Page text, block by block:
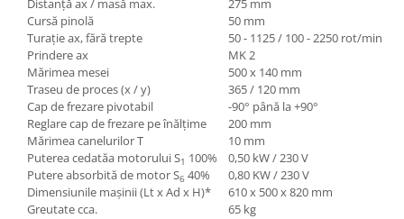
Mandrină cu 3 fălci din otel
Mandrină cu 4 fălci din fontă
Mandrină cu 4 fălci din otel
Seturi de unelte pentru strungarie
Standuri pentru strunguri
Instrumente de prindere
Dispozitive de prindere pentru
unelte
Elemente de prindere mecanică
Distanţă ax / masă max.
275 mm
Cursă pinolă
50 mm
Turaţie ax, fără trepte
50 - 1125 / 100 - 2250 rot/min
Prindere ax
MK 2
Mărimea mesei
500 x 140 mm
Traseu de proces (x / y)
365 / 120 mm
Cap de frezare pivotabil
-90° până la +90°
Reglare cap de frezare pe înălţime
200 mm
Mărimea canelurilor T
10 mm
Puterea cedatăa motorului S1 100%
0,50 kW / 230 V
Putere absorbită de motor S6 40%
0,80 KW / 230 V
Dimensiunile maşinii (Lt x Ad x H)*
610 x 500 x 820 mm
Greutate cca.
65 kg